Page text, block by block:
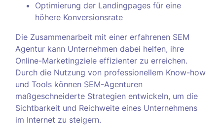
Optimierung der Landingpages für eine
höhere Konversionsrate
Die Zusammenarbeit mit einer erfahrenen SEM
Agentur kann Unternehmen dabei helfen, ihre
Online-Marketingziele effizienter zu erreichen.
Durch die Nutzung von professionellem Know-how
und Tools können SEM-Agenturen
maßgeschneiderte Strategien entwickeln, um die
Sichtbarkeit und Reichweite eines Unternehmens
im Internet zu steigern.